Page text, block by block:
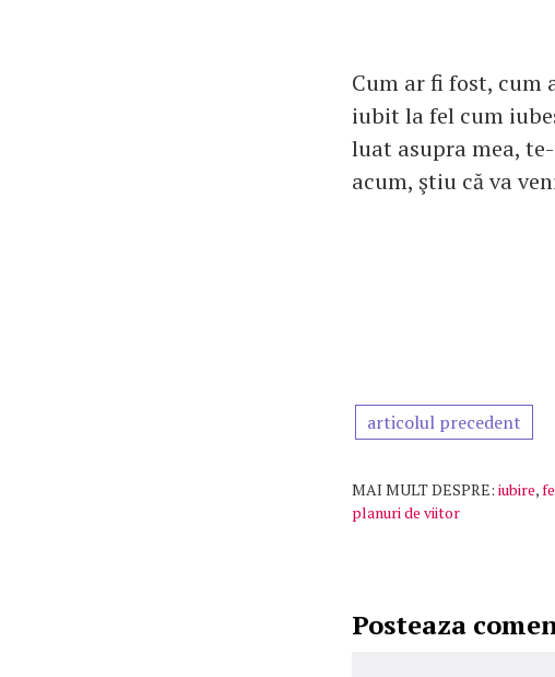
Cum ar fi fost, cum
iubit la fel cum
luat asupra mea,
acum, ştiu că va
articolul precedent
MAI MULT DESPRE: iubire,
planuri de viitor
Posteaza